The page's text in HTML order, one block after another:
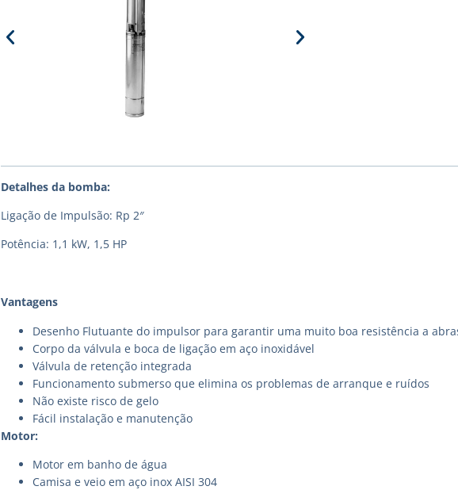
Detalhes da bomba:
Ligação de Impulsão: Rp 2″
Potência: 1,1 kW, 1,5 HP
Vantagens
Desenho Flutuante do impulsor para garantir uma muito boa resistência a
Corpo da válvula e boca de ligação em aço inoxidável
Válvula de retenção integrada
Funcionamento submerso que elimina os problemas de arranque e ruídos
Não existe risco de gelo
Fácil instalação e manutenção
Motor:
Motor em banho de água
Camisa e veio em aço inox AISI 304